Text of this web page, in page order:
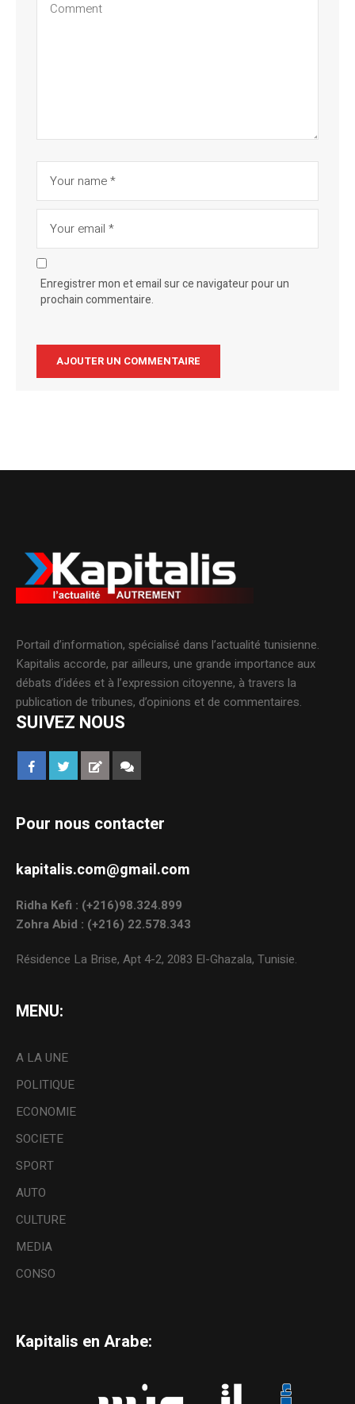
Enregistrer mon et email sur ce navigateur pour un
prochain commentaire.
Portail d’information, spécialisé dans l’actualité tunisienne.
Kapitalis accorde, par ailleurs, une grande importance aux
débats d’idées et à l’expression citoyenne, à travers la
publication de tribunes, d’opinions et de commentaires.
SUIVEZ NOUS
Pour nous contacter
kapitalis.com@gmail.com
Ridha Kefi : (+216)98.324.899
Zohra Abid : (+216) 22.578.343
Résidence La Brise, Apt 4-2, 2083 El-Ghazala, Tunisie.
MENU:
A LA UNE
POLITIQUE
ECONOMIE
SOCIETE
SPORT
AUTO
CULTURE
MEDIA
CONSO
Kapitalis en Arabe: